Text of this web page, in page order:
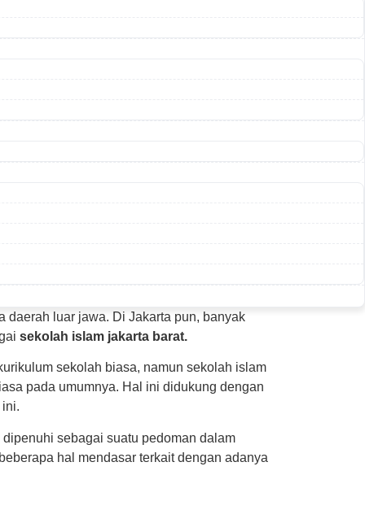
daerah luar jawa. Di Jakarta pun, banyak
sekolah islam jakarta barat.
sekolah biasa, namun sekolah islam
pada umumnya. Hal ini didukung dengan
sebagai suatu pedoman dalam
hal mendasar terkait dengan adanya